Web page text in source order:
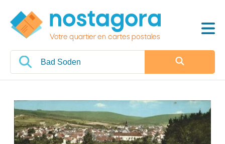
Votre quartier en cartes postales